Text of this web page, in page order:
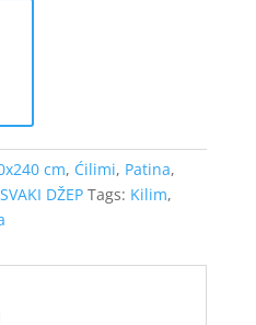
cm, Ćilimi, Patina,
DŽEP Tags: Kilim,